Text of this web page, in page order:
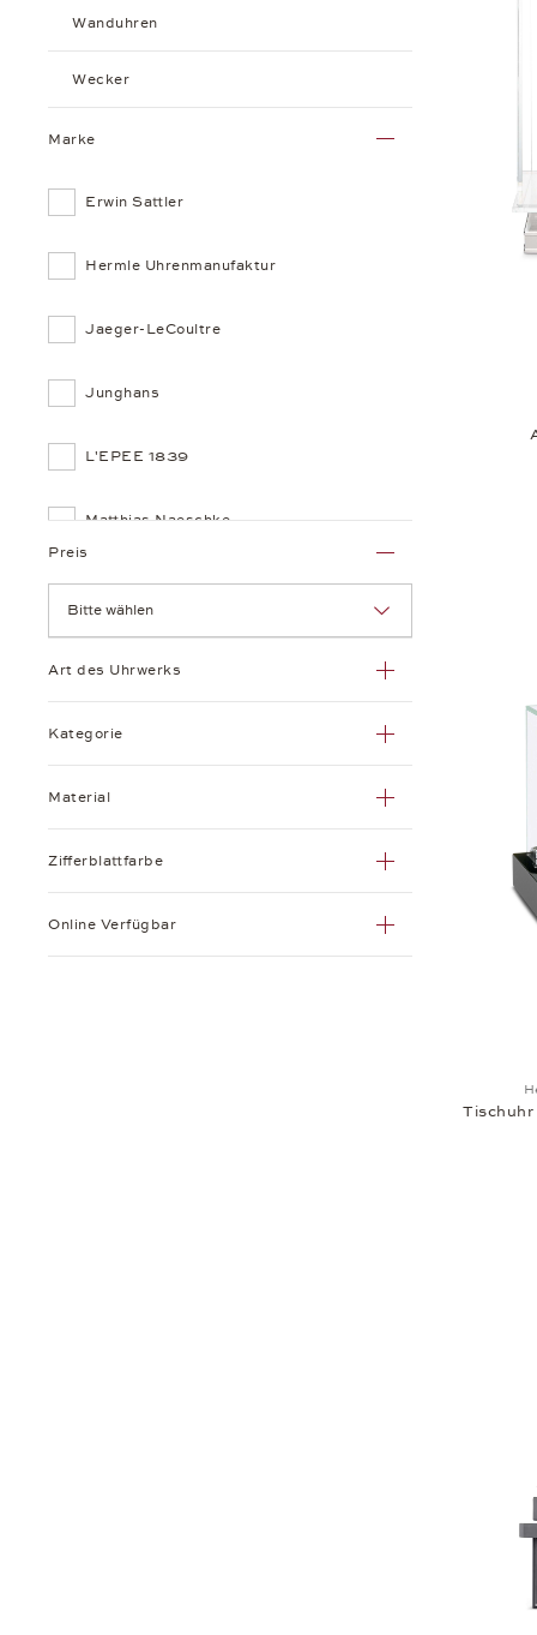
Wanduhren
Wecker
Marke
Erwin Sattler
Hermle Uhrenmanufaktur
Jaeger-LeCoultre
Junghans
L'EPEE 1839
Matthias Naeschke
O.COMITTI SON LTD
Preis
Art des Uhrwerks
Kategorie
Material
Zifferblattfarbe
Online Verfügbar